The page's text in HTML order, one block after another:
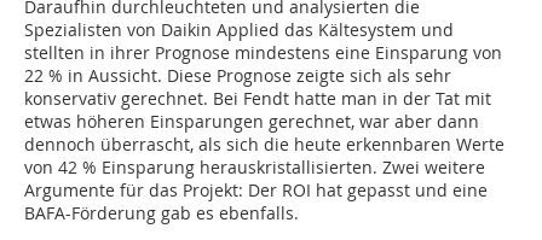
Daraufhin durchleuchteten und analysierten die
Spezialisten von Daikin Applied das Kältesystem und
stellten in ihrer Prognose mindestens eine Einsparung von
22 % in Aussicht. Diese Prognose zeigte sich als sehr
konservativ gerechnet. Bei Fendt hatte man in der Tat mit
etwas höheren Einsparungen gerechnet, war aber dann
dennoch überrascht, als sich die heute erkennbaren Werte
von 42 % Einsparung herauskristallisierten. Zwei weitere
Argumente für das Projekt: Der ROI hat gepasst und eine
BAFA-Förderung gab es ebenfalls.